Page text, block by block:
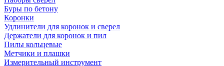
Буры по бетону
Коронки
Удлинители для коронок и сверел
Держатели для коронок и пил
Пилы кольцевые
Метчики и плашки
Измерительный инструмент